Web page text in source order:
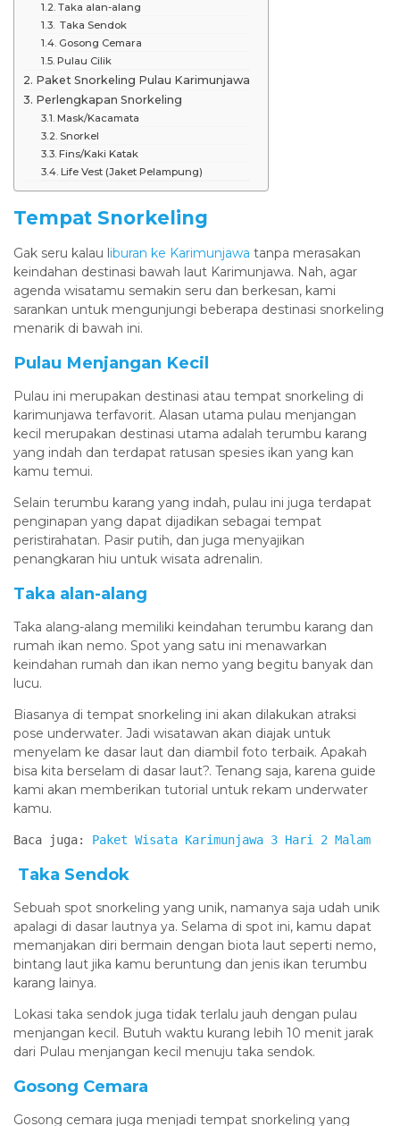
Taka alan-alang
Taka Sendok
Gosong Cemara
Pulau Cilik
Paket Snorkeling Pulau Karimunjawa
Perlengkapan Snorkeling
Mask/Kacamata
Snorkel
Fins/Kaki Katak
Life Vest (Jaket Pelampung)
Tempat Snorkeling
Gak seru kalau liburan ke Karimunjawa tanpa merasakan
keindahan destinasi bawah laut Karimunjawa. Nah, agar
agenda wisatamu semakin seru dan berkesan, kami
sarankan untuk mengunjungi beberapa destinasi snorkeling
menarik di bawah ini.
Pulau Menjangan Kecil
Pulau ini merupakan destinasi atau tempat snorkeling di
karimunjawa terfavorit. Alasan utama pulau menjangan
kecil merupakan destinasi utama adalah terumbu karang
yang indah dan terdapat ratusan spesies ikan yang kan
kamu temui.
Selain terumbu karang yang indah, pulau ini juga terdapat
penginapan yang dapat dijadikan sebagai tempat
peristirahatan. Pasir putih, dan juga menyajikan
penangkaran hiu untuk wisata adrenalin.
Taka alan-alang
Taka alang-alang memiliki keindahan terumbu karang dan
rumah ikan nemo. Spot yang satu ini menawarkan
keindahan rumah dan ikan nemo yang begitu banyak dan
lucu.
Biasanya di tempat snorkeling ini akan dilakukan atraksi
pose underwater. Jadi wisatawan akan diajak untuk
menyelam ke dasar laut dan diambil foto terbaik. Apakah
bisa kita berselam di dasar laut?. Tenang saja, karena guide
kami akan memberikan tutorial untuk rekam underwater
kamu.
Baca juga: Paket Wisata Karimunjawa 3 Hari 2 Malam
Taka Sendok
Sebuah spot snorkeling yang unik, namanya saja udah unik
apalagi di dasar lautnya ya. Selama di spot ini, kamu dapat
memanjakan diri bermain dengan biota laut seperti nemo,
bintang laut jika kamu beruntung dan jenis ikan terumbu
karang lainya.
Lokasi taka sendok juga tidak terlalu jauh dengan pulau
menjangan kecil. Butuh waktu kurang lebih 10 menit jarak
dari Pulau menjangan kecil menuju taka sendok.
Gosong Cemara
Gosong cemara juga menjadi tempat snorkeling yang